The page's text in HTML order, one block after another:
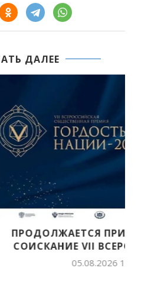
ДАЛЕЕ
ПРИЕМ ЗАЯВОК НА
ВСЕРОССИЙСКОЙ...